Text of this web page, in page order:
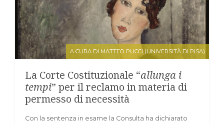
A CURA DI MATTEO PUCCI (UNIVERSITÀ DI PISA)
La Corte Costituzionale “allunga i
tempi” per il reclamo in materia di
permesso di necessità
Con la sentenza in esame la Consulta ha dichiarato